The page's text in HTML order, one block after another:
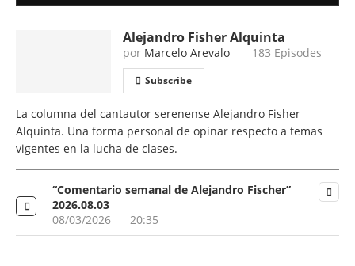
Alejandro Fisher Alquinta
por Marcelo Arevalo 183 Episodes
Subscribe
La columna del cantautor serenense Alejandro Fisher
Alquinta. Una forma personal de opinar respecto a temas
vigentes en la lucha de clases.
“Comentario semanal de Alejandro Fischer”
2026.08.03
08/03/2026
20:35